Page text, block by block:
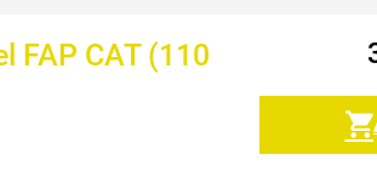
FAP CAT (110